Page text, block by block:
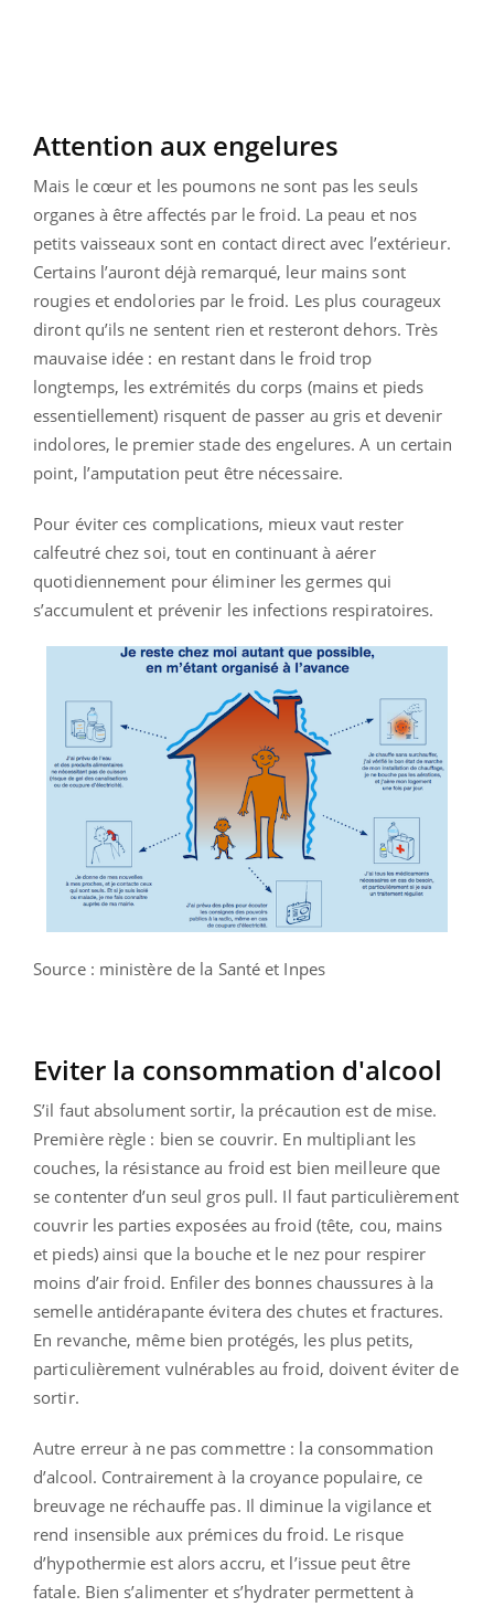
Attention aux engelures
Mais le cœur et les poumons ne sont pas les seuls
organes à être affectés par le froid. La peau et nos
petits vaisseaux sont en contact direct avec l’extérieur.
Certains l’auront déjà remarqué, leur mains sont
rougies et endolories par le froid. Les plus courageux
diront qu’ils ne sentent rien et resteront dehors. Très
mauvaise idée : en restant dans le froid trop
longtemps, les extrémités du corps (mains et pieds
essentiellement) risquent de passer au gris et devenir
indolores, le premier stade des engelures. A un certain
point, l’amputation peut être nécessaire.
Pour éviter ces complications, mieux vaut rester
calfeutré chez soi, tout en continuant à aérer
quotidiennement pour éliminer les germes qui
s’accumulent et prévenir les infections respiratoires.
Source : ministère de la Santé et Inpes
Eviter la consommation d'alcool
S’il faut absolument sortir, la précaution est de mise.
Première règle : bien se couvrir. En multipliant les
couches, la résistance au froid est bien meilleure que
se contenter d’un seul gros pull. Il faut particulièrement
couvrir les parties exposées au froid (tête, cou, mains
et pieds) ainsi que la bouche et le nez pour respirer
moins d’air froid. Enfiler des bonnes chaussures à la
semelle antidérapante évitera des chutes et fractures.
En revanche, même bien protégés, les plus petits,
particulièrement vulnérables au froid, doivent éviter de
sortir.
Autre erreur à ne pas commettre : la consommation
d’alcool. Contrairement à la croyance populaire, ce
breuvage ne réchauffe pas. Il diminue la vigilance et
rend insensible aux prémices du froid. Le risque
d’hypothermie est alors accru, et l’issue peut être
fatale. Bien s’alimenter et s’hydrater permettent à